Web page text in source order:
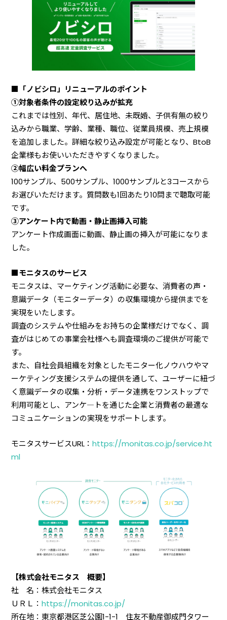
■「ノビシロ」リニューアルのポイント
①対象者条件の設定絞り込みが拡充
これまでは性別、年代、居住地、未既婚、子供有無の絞り
込みから職業、学齢、業種、職位、従業員規模、売上規模
を追加しました。詳細な絞り込み設定が可能となり、BtoB
企業様もお使いいただきやすくなりました。
②幅広い料金プランへ
100サンプル、500サンプル、1000サンプルと3コースから
お選びいただけます。質問数も1回あたり10問まで聴取可能
です。
③アンケート内で動画・静止画挿入可能
アンケート作成画面に動画、静止画の挿入が可能になりま
した。
■モニタスのサービス
モニタスは、マーケティング活動に必要な、消費者の声・
意識データ（モニターデータ）の収集環境から提供までを
実現をいたします。
調査のシステムや仕組みをお持ちの企業様だけでなく、調
査がはじめての事業会社様へも調査環境のご提供が可能で
す。
また、自社会員組織を対象としたモニター化ノウハウやマ
ーケティング支援システムの提供を通して、ユーザーに紐づ
く意識データの収集・分析・データ連携をワンストップで
利用可能とし、アンケ―トを通じた企業と消費者の最適な
コミュニケーションの実現をサポートします。
モニタスサービスURL：https://monitas.co.jp/service.ht
ml
【株式会社モニタス 概要】
社 名：株式会社モニタス
ＵＲＬ：https://monitas.co.jp/
所在地：東京都港区芝公園1-1-1 住友不動産御成門タワー